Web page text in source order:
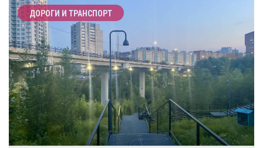
ДОРОГИ И ТРАНСПОРТ